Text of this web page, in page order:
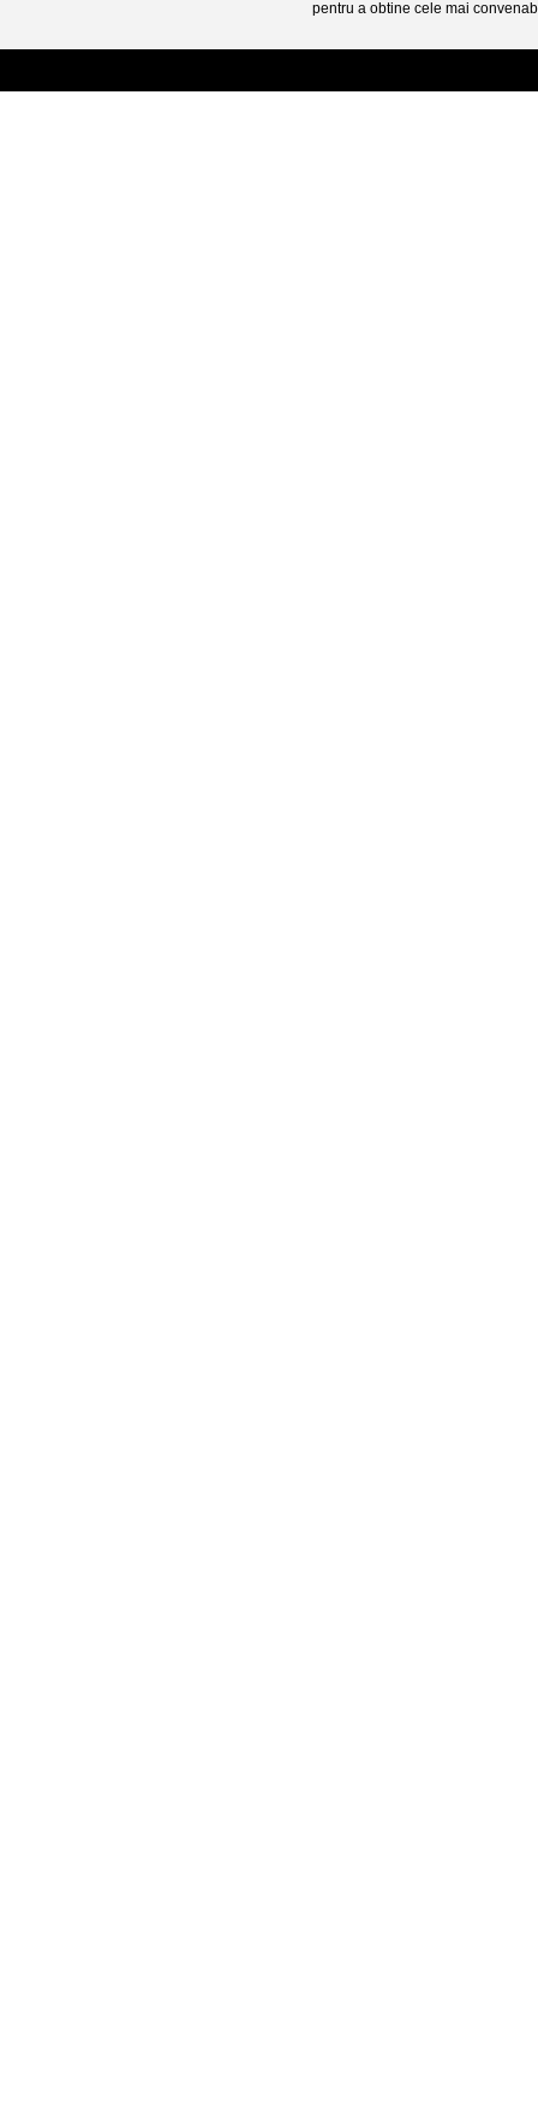
pentru a obtine cele mai